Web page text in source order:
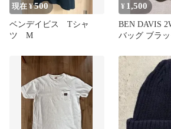
現在 ¥500
ベンデイビス Tシャ
ツ M
¥ 1,500
BEN DAVIS
バッグ ブラッ